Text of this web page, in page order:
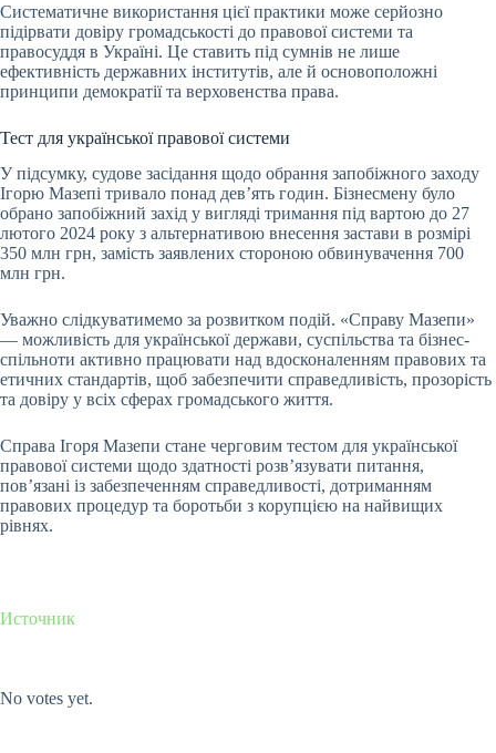
Систематичне використання цієї практики може серйозно
підірвати довіру громадськості до правової системи та
правосуддя в Україні. Це ставить під сумнів не лише
ефективність державних інститутів, але й основоположні
принципи демократії та верховенства права.
Тест для української правової системи
​У підсумку, судове засідання щодо обрання запобіжного заходу
Ігорю Мазепі тривало понад дев’ять годин. Бізнесмену було
обрано запобіжний захід у вигляді тримання під вартою до 27
лютого 2024 року з альтернативою внесення застави в розмірі
350 млн грн, замість заявлених стороною обвинувачення 700
млн грн.
Уважно слідкуватимемо за розвитком подій. «Справу Мазепи»
— можливість для української держави, суспільства та бізнес-
спільноти активно працювати над вдосконаленням правових та
етичних стандартів, щоб забезпечити справедливість, прозорість
та довіру у всіх сферах громадського життя.
Справа Ігоря Мазепи стане черговим тестом для української
правової системи щодо здатності розвʼязувати питання,
пов’язані із забезпеченням справедливості, дотриманням
правових процедур та боротьби з корупцією на найвищих
рівнях.
Источник
No votes yet.